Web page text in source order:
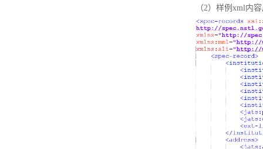
（2）样例xml内